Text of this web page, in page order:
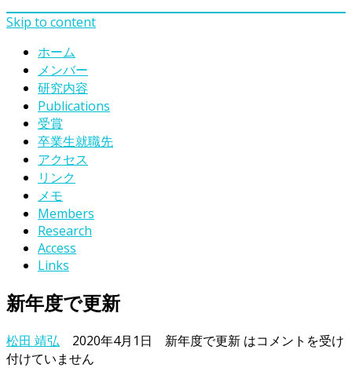
Skip to content
ホーム
メンバー
研究内容
Publications
受賞
卒業生就職先
アクセス
リンク
メモ
Members
Research
Access
Links
新年度で更新
松田 靖弘 2020年4月1日 新年度で更新 はコメントを受け
付けていません